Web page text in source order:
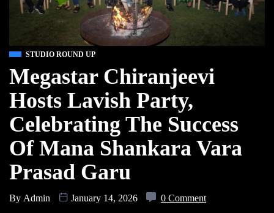
STUDIO ROUND UP
Megastar Chiranjeevi
Hosts Lavish Party,
Celebrating The Success
Of Mana Shankara Vara
Prasad Garu
By Admin January 14, 2026 0 Comment